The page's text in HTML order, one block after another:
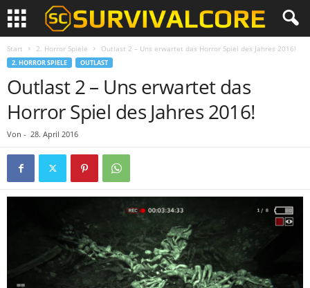
Start 2. Horror Spiele Outlast 2 – Uns erwartet das Horror Spiel des Jahres 2016!
2. HORROR SPIELE OUTLAST
Outlast 2 – Uns erwartet das
Horror Spiel des Jahres 2016!
Von - 28. April 2016